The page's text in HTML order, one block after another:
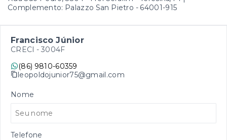
Complemento: Palazzo San Pietro - 64001-915
Francisco Júnior
CRECI - 3004F
(86) 9810-60359
leopoldojunior75@gmail.com
Nome
Telefone